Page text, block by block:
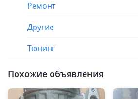
Ремонт
Другие
Тюнинг
Похожие объявления